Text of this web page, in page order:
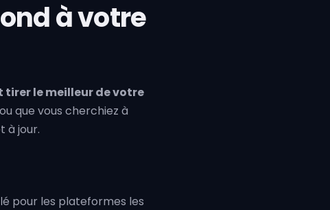
à votre
le meilleur de votre
que vous cherchiez à
à jour.
pour les plateformes les